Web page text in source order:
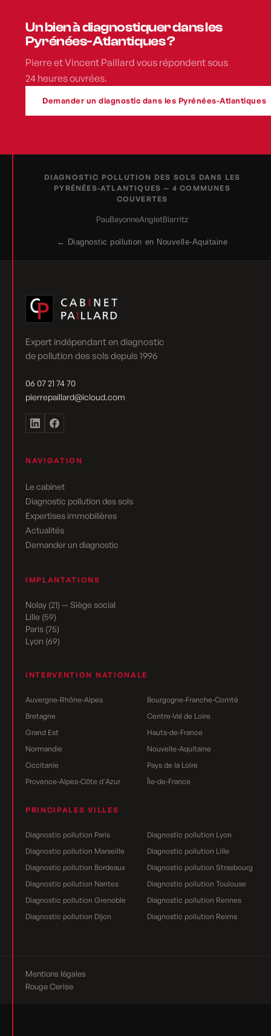
Un bien à diagnostiquer dans les
Pyrénées-Atlantiques ?
Pierre et Vincent Paillard vous répondent sous
24 heures ouvrées.
Demander un diagnostic dans les Pyrénées-Atlantiques
DIAGNOSTIC POLLUTION DES SOLS DANS LES
PYRÉNÉES-ATLANTIQUES — 4 COMMUNES
COUVERTES
PauBayonneAngletBiarritz
← Diagnostic pollution en Nouvelle-Aquitaine
Expert indépendant en diagnostic
de pollution des sols depuis 1996
06 07 21 74 70
pierrepaillard@icloud.com
NAVIGATION
Le cabinet
Diagnostic pollution des sols
Expertises immobilières
Actualités
Demander un diagnostic
IMPLANTATIONS
Nolay (21) — Siège social
Lille (59)
Paris (75)
Lyon (69)
INTERVENTION NATIONALE
Auvergne-Rhône-Alpes
Bourgogne-Franche-Comté
Bretagne
Centre-Val de Loire
Grand Est
Hauts-de-France
Normandie
Nouvelle-Aquitaine
Occitanie
Pays de la Loire
Provence-Alpes-Côte d'Azur
Île-de-France
PRINCIPALES VILLES
Diagnostic pollution Paris
Diagnostic pollution Lyon
Diagnostic pollution Marseille
Diagnostic pollution Lille
Diagnostic pollution Bordeaux
Diagnostic pollution Strasbourg
Diagnostic pollution Nantes
Diagnostic pollution Toulouse
Diagnostic pollution Grenoble
Diagnostic pollution Rennes
Diagnostic pollution Dijon
Diagnostic pollution Reims
Mentions légales
Rouge Cerise